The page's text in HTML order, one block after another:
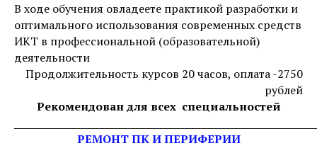
В ходе обучения овладеете практикой разработки и
оптимального использования современных средств
ИКТ в профессиональной (образовательной)
деятельности
Продолжительность курсов 20 часов, оплата -2750
рублей
Рекомендован для всех специальностей
РЕМОНТ ПК И ПЕРИФЕРИИ